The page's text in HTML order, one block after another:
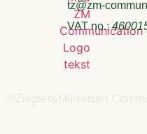
tz@zm-
VAT no.:
©Ziegler&Mikkelsen